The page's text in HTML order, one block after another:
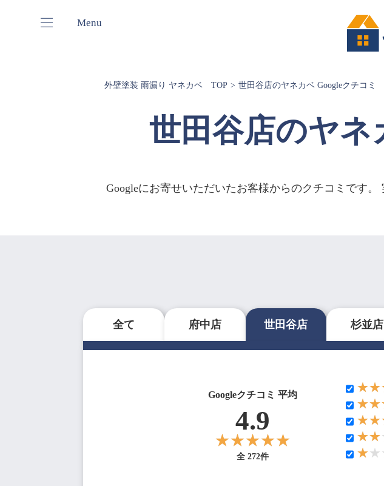
Menu
外壁塗装 雨漏り ヤネカベ TOP 世田谷店のヤネカベ Googleクチコミ
世田谷店のヤネ
Googleにお寄せいただいたお客様からのクチコミです
全て 府中店 世田谷店 杉並店
Googleクチコミ 平均
4.9
全 272件